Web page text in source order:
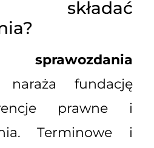
składać
sprawozdania
naraża fundację
prawne i
Terminowe i